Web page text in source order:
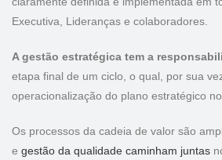
Executiva, Lideranças e colaboradores.
A gestão estratégica tem a
etapa final de um ciclo, o qual, por sua
operacionalização do plano estratégico
Os processos da cadeia de valor são
e gestão da qualidade caminham juntas